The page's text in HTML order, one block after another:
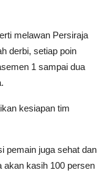
melawan Persiraja
derbi, setiap poin
1 sampai dua
kesiapan tim
pemain juga sehat dan
akan kasih 100 persen